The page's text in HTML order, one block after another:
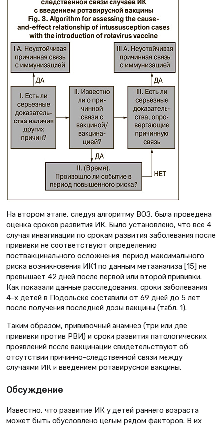
На втором этапе, следуя алгоритму ВОЗ, была проведена
оценка сроков развития ИК. Было установлено, что все 4
случая инвагинации по срокам развития заболевания после
прививки не соответствуют определению
поствакцинального осложнения: период максимального
риска возникновения ИК1 по данным метаанализа [15] не
превышает 42 дней после первой или второй прививки.
Как показали данные расследования, сроки заболевания
4-х детей в Подольске составили от 69 дней до 5 лет
после получения последней дозы вакцины (табл. 1).
Таким образом, прививочный анамнез (три или две
прививки против РВИ) и сроки развития патологических
проявлений после вакцинации свидетельствуют об
отсутствии причинно-следственной связи между
случаями ИК и введением ротавирусной вакцины.
Обсуждение
Известно, что развитие ИК у детей раннего возраста
может быть обусловлено целым рядом факторов. В их